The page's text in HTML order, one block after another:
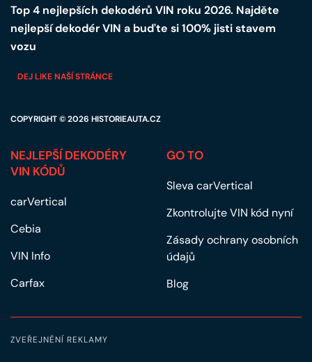
Top 4 nejlepších dekodérů VIN roku 2026. Najděte
nejlepší dekodér VIN a buďte si 100% jisti stavem
vozu
DEJ LIKE NAŠÍ STRÁNCE
COPYRIGHT © 2026 HISTORIEAUTA.CZ
NEJLEPŠÍ DEKODÉRY
VIN KÓDŮ
carVertical
Cebia
VIN Info
Carfax
GO TO
Sleva carVertical
Zkontrolujte VIN kód nyní
Zásady ochrany osobních
údajů
Blog
ZVEŘEJNĚNÍ REKLAMY